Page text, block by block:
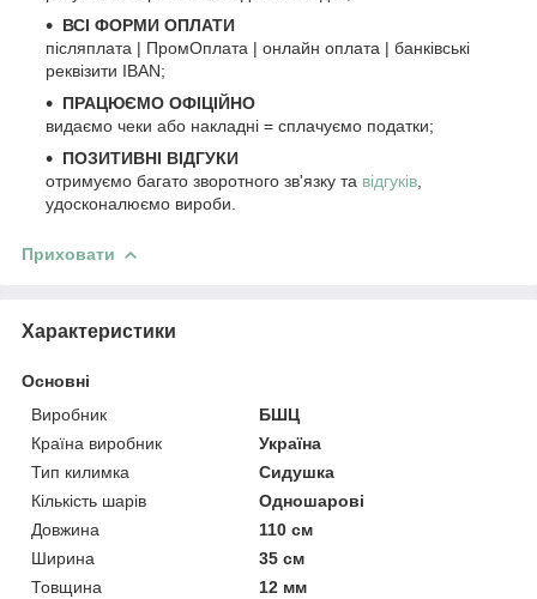
ВСІ ФОРМИ ОПЛАТИ
післяплата | ПромОплата | онлайн оплата | банківські
реквізити IBAN;
ПРАЦЮЄМО ОФІЦІЙНО
видаємо чеки або накладні = сплачуємо податки;
ПОЗИТИВНІ ВІДГУКИ
отримуємо багато зворотного зв'язку та відгуків
удосконалюємо вироби.
Приховати
Характеристики
Основні
Виробник
БШЦ
Країна виробник
Україна
Тип килимка
Сидушка
Кількість шарів
Одношарові
Довжина
110 см
Ширина
35 см
Товщина
12 мм